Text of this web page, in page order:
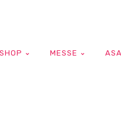
SHOP MESSE